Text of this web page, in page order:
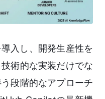
入し、開発生産性を
術的な実装だけでな
段階的なアプローチ